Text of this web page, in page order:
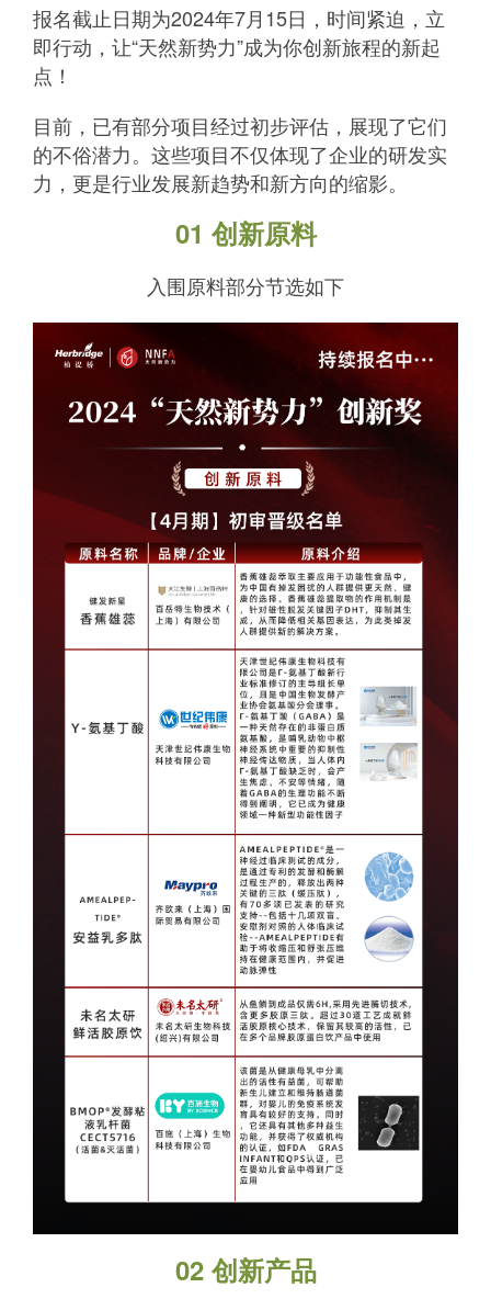
报名截止日期为2024年7月15日，时间紧迫，立
即行动，让“天然新势力”成为你创新旅程的新起
点！
目前，已有部分项目经过初步评估，展现了它们
的不俗潜力。这些项目不仅体现了企业的研发实
力，更是行业发展新趋势和新方向的缩影。
01 创新原料
入围原料部分节选如下
02 创新产品